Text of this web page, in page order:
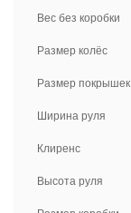
Вес без коробки
Размер колёс
Размер покрышек
Ширина руля
Клиренс
Высота руля